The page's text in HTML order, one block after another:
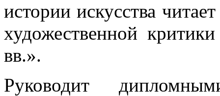
истории искусства
художественной
вв.».
Руководит